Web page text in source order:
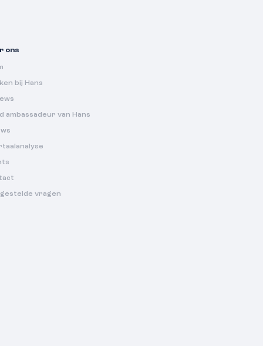
ons
bij Hans
ambassadeur van Hans
vragen